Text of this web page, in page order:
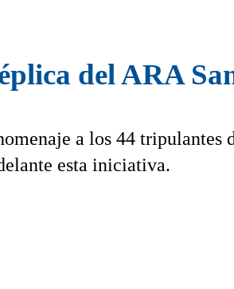
del ARA
a los 44 tripulantes
esta iniciativa.